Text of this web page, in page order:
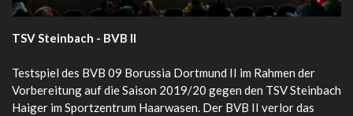
TSV Steinbach - BVB II
Testspiel des BVB 09 Borussia Dortmund II im Rahmen der
Vorbereitung auf die Saison 2019/20 gegen den TSV Steinbach
Haiger im Sportzentrum Haarwasen. Der BVB II verlor das